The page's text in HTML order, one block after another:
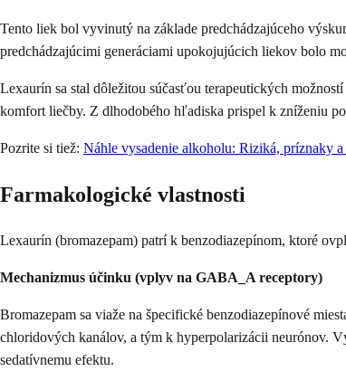
Tento liek bol vyvinutý na základe predchádzajúceho
predchádzajúcimi generáciami upokojujúcich liekov bolo
Lexaurín sa stal dôležitou súčasťou terapeutických
komfort liečby. Z dlhodobého hľadiska prispel k zníženiu
Pozrite si tiež: Náhle vysadenie alkoholu: Riziká, príznaky a
Farmakologické vlastnosti
Lexaurín (bromazepam) patrí k benzodiazepínom, ktoré
Mechanizmus účinku (vplyv na GABA_A receptory)
Bromazepam sa viaže na špecifické benzodiazepínové
chloridových kanálov, a tým k hyperpolarizácii neurónov.
sedatívnemu efektu.